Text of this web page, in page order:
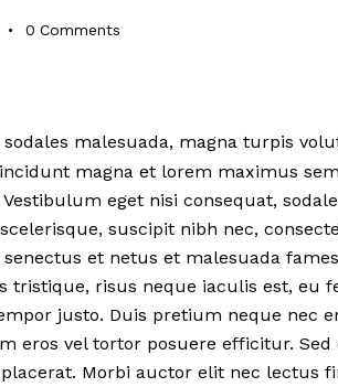
0 Comments
malesuada, magna turpis
magna et lorem maximus
eget nisi consequat,
suscipit nibh nec,
et netus et malesuada
tristique, risus neque iaculis est, eu
justo. Duis pretium neque nec
eros vel tortor posuere efficitur.
Morbi auctor elit nec lectus